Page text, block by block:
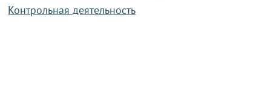
Контрольная деятельность